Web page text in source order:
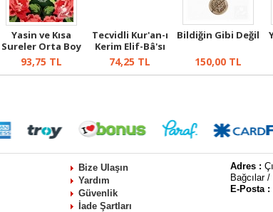
Yasin ve Kısa
Sureler Orta Boy
(Yeşil)
93,75 TL
Tecvidli Kur'an-ı
Kerim Elif-Bâ'sı
(Kırm...
74,25 TL
Bildiğin Gibi Değil
150,00TL
Bize Ulaşın
Yardım
Güvenlik
İade Şartları
Adres :
Bağcılar
E-Posta :